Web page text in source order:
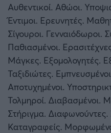
Καλαμάτα
Ηρακλής
Μπαρτσελόνα
Ρεάλ Μαδρίτης
Ατλέτικο Μαδρίτης
Αυθεντικοί. Αθώοι.
Έντιμοι. Ερευνητές.
Σίγουροι. Γενναιόδωροι.
Παθιασμένοι.
Μάγκες. Εξομολογητές.
Ταξιδιώτες.
Αποτυχημένοι.
Τολμηροί. Διαβασμένοι.
Στήριγμα.
Καταγραφείς.